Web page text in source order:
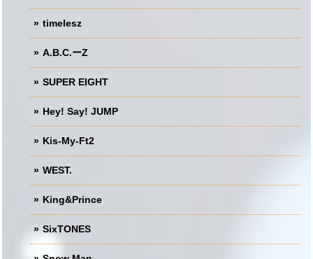
timelesz
A.B.C.ーZ
SUPER EIGHT
Hey! Say! JUMP
Kis-My-Ft2
WEST.
King&Prince
SixTONES